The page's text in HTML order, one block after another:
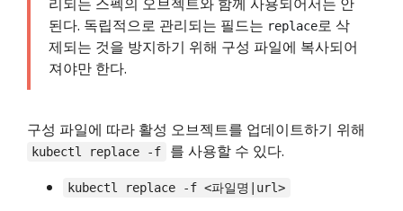
된다. 독립적으로 관리되는 필드는 replace로 삭
제되는 것을 방지하기 위해 구성 파일에 복사되어
져야만 한다.
구성 파일에 따라 활성 오브젝트를 업데이트하기 위해
kubectl replace -f 를 사용할 수 있다.
kubectl replace -f <파일명|url>